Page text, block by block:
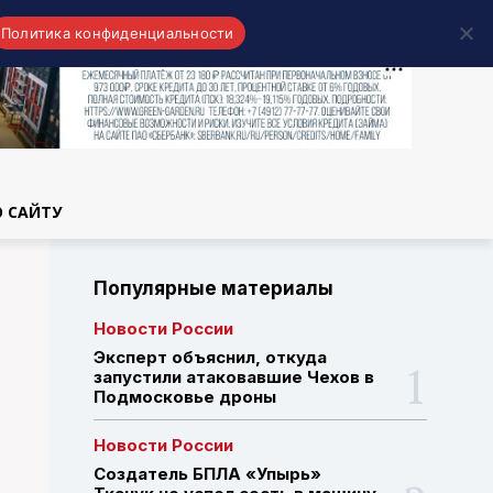
САЙТУ
Популярные материалы
Новости России
Эксперт объяснил, откуда
запустили атаковавшие Чехов в
Подмосковье дроны
Новости России
Создатель БПЛА «Упырь»
Политика конфиденциальности